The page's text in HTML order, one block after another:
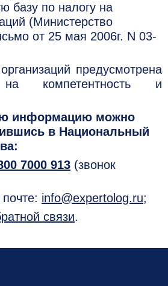
базу по налогу на
(Министерство
от 25 мая 2006г. N 03-
предусмотрена
компетентность и
информацию можно
в Национальный
7000 913 (звонок
info@expertolog.ru;
связи.